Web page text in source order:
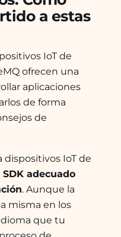
a estas
IoT de
ofrecen una
aplicaciones
de forma
de
dispositivos IoT de
adecuado
. Aunque la
misma en los
que tu